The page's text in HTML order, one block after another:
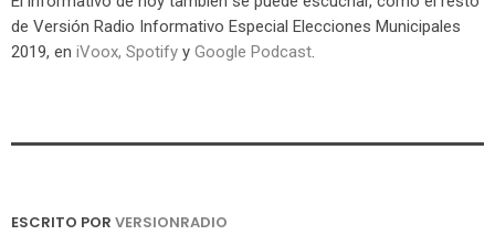
de Versión Radio Informativo Especial Elecciones Municipales
2019, en iVoox, Spotify y Google Podcast.
ESCRITO POR VERSIONRADIO